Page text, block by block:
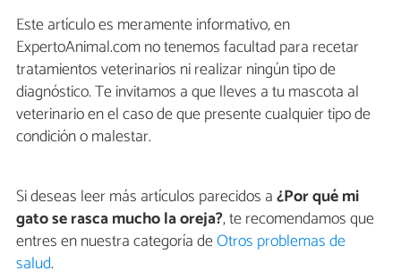
Este artículo es meramente informativo, en
ExpertoAnimal.com no tenemos facultad para recetar
tratamientos veterinarios ni realizar ningún tipo de
diagnóstico. Te invitamos a que lleves a tu mascota al
veterinario en el caso de que presente cualquier tipo de
condición o malestar.
Si deseas leer más artículos parecidos a¿Por qué mi
gato se rasca mucho la oreja?, te recomendamos que
entres en nuestra categoría deOtros problemas de
salud.